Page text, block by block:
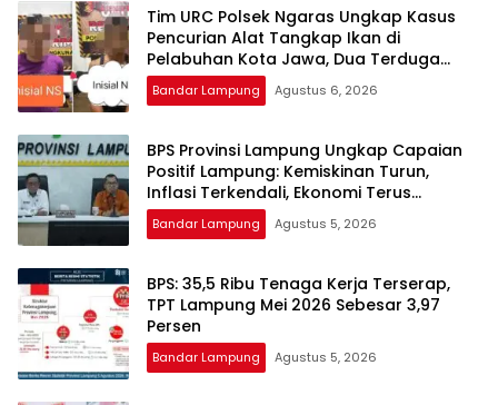
Tim URC Polsek Ngaras Ungkap Kasus
Pencurian Alat Tangkap Ikan di
Pelabuhan Kota Jawa, Dua Terduga
Pelaku Diamankan.
Bandar Lampung Agustus 6, 2026
BPS Provinsi Lampung Ungkap Capaian
Positif Lampung: Kemiskinan Turun,
Inflasi Terkendali, Ekonomi Terus
Tumbuh
Bandar Lampung Agustus 5, 2026
BPS: 35,5 Ribu Tenaga Kerja Terserap,
TPT Lampung Mei 2026 Sebesar 3,97
Persen
Bandar Lampung Agustus 5, 2026